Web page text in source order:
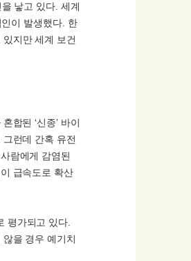
낳고 있다. 세계
이 발생했다. 한
지만 세계 보건
합된 ‘신종’ 바이
런데 간혹 유전
람에게 감염된
급속도로 확산
평가되고 있다.
을 경우 예기치